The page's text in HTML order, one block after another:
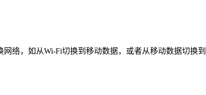
络，如从Wi-Fi切换到移动数据，或者从移动数据切换